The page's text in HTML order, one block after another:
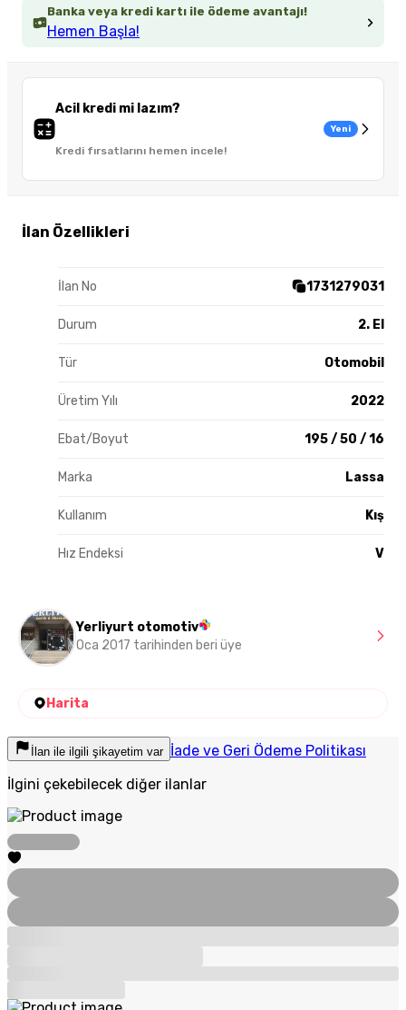
Banka veya kredi kartı ile ödeme avantajı!
Hemen Başla!
Acil kredi mi lazım?
Kredi fırsatlarını hemen incele!
Yeni
İlan Özellikleri
İlan No 1731279031
Durum 2. El
Tür Otomobil
Üretim Yılı 2022
Ebat/Boyut 195 / 50 / 16
Marka Lassa
Kullanım Kış
Hız Endeksi V
Yerliyurt otomotiv
Oca 2017 tarihinden beri üye
Harita
İlan ile ilgili şikayetim var İade ve Geri Ödeme Politikası
İlgini çekebilecek diğer ilanlar